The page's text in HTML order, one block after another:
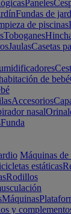
Paneles
Fundas de
de piscinas
Toboganes
JaulasCasetas
de bebé
Accesorios
nasal
Funda
Máquinas de
estáticas
Rodillos
Máquinas
y